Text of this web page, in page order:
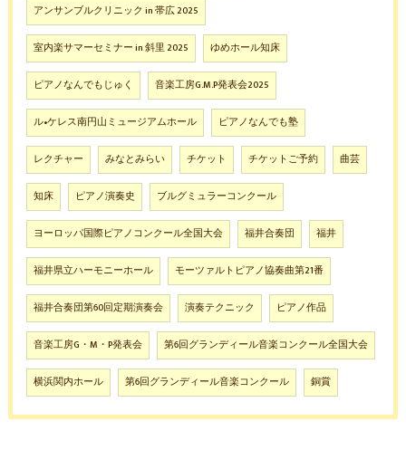
アンサンブルクリニック in 帯広 2025
室内楽サマーセミナー in 斜里 2025 ゆめホール知床
ピアノなんでもじゅく 音楽工房G.M.P発表会2025
ル•ケレス南円山ミュージアムホール ピアノなんでも塾
レクチャー みなとみらい チケット チケットご予約 曲芸
知床 ピアノ演奏史 ブルグミュラーコンクール
ヨーロッパ国際ピアノコンクール全国大会 福井合奏団 福井
福井県立ハーモニーホール モーツァルトピアノ協奏曲第21番
福井合奏団第60回定期演奏会 演奏テクニック ピアノ作品
音楽工房G・M・P発表会 第6回グランディール音楽コンクール全国大会
横浜関内ホール 第6回グランディール音楽コンクール 銅賞